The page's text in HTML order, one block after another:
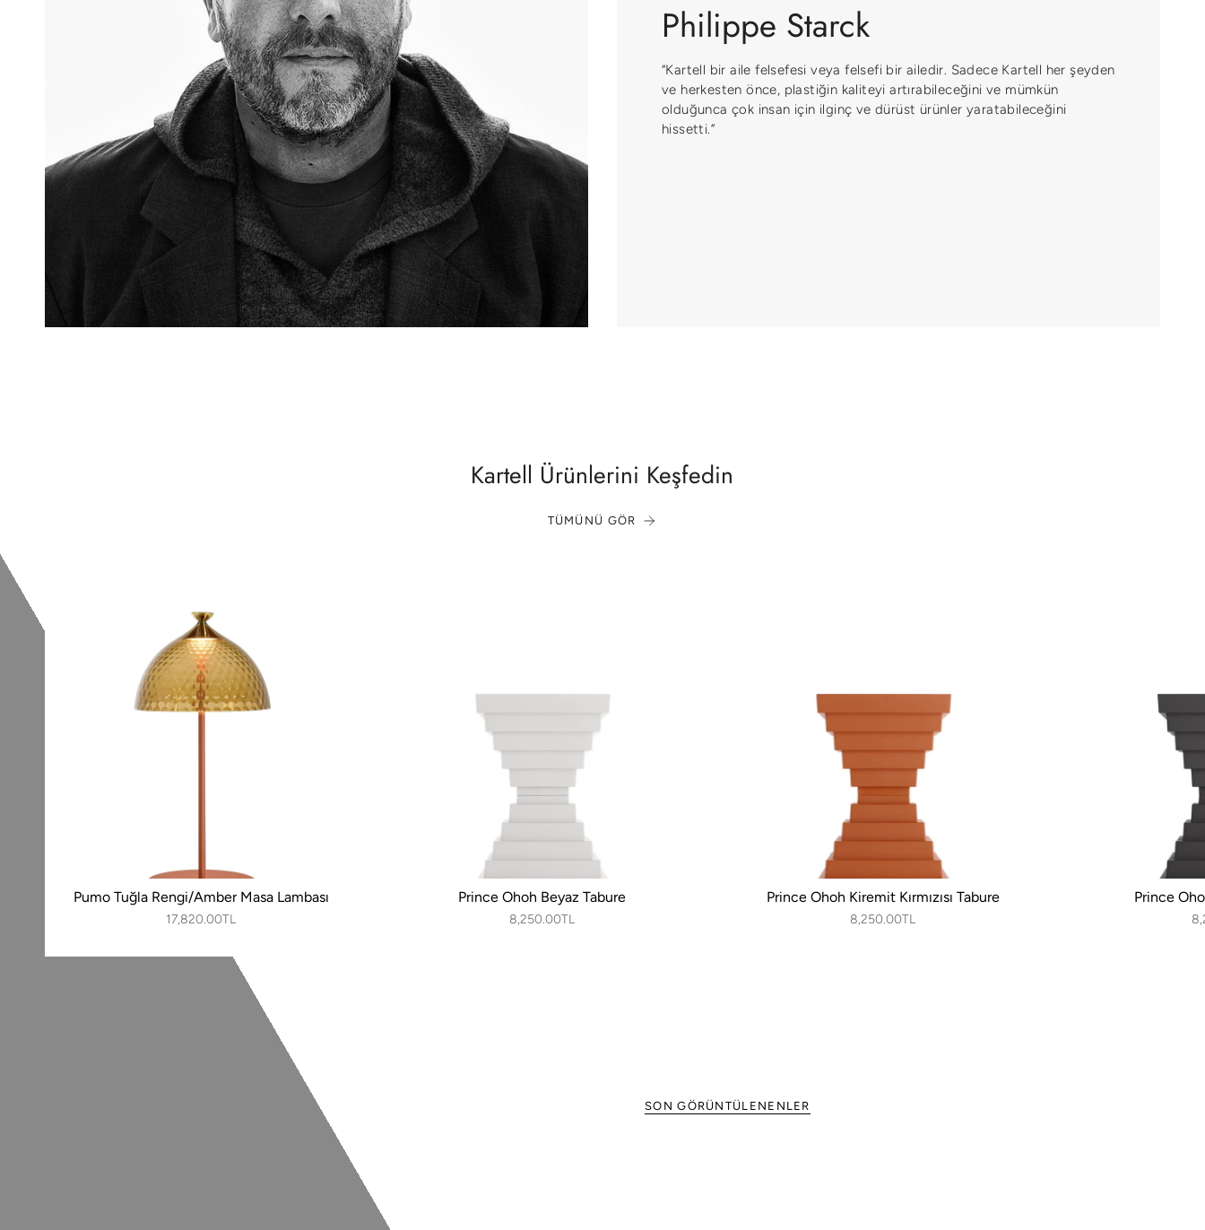
Philippe Starck
“Kartell bir aile felsefesi veya felsefi bir ailedir. Sadece Kartell her şeyden
ve herkesten önce, plastiğin kaliteyi artırabileceğini ve mümkün
olduğunca çok insan için ilginç ve dürüst ürünler yaratabileceğini
hissetti.”
Kartell Ürünlerini Keşfedin
TÜMÜNÜ GÖR
Pumo Tuğla Rengi/Amber Masa Lambası
17,820.00TL
Prince Ohoh Beyaz Tabure
8,250.00TL
Prince Ohoh Kiremit Kırmızısı Tabure
8,250.00TL
Prince
SON GÖRÜNTÜLENENLER